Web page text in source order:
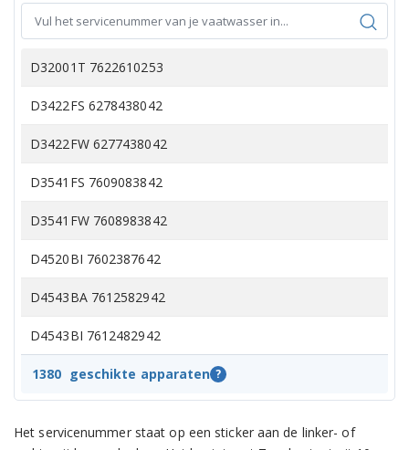
D32001T 7622610253
D3422FS 6278438042
D3422FW 6277438042
D3541FS 7609083842
D3541FW 7608983842
D4520BI 7602387642
D4543BA 7612582942
D4543BI 7612482942
D4543BI 7613384242
1380 geschikte apparaten ?
Het servicenummer staat op een sticker aan de linker- of